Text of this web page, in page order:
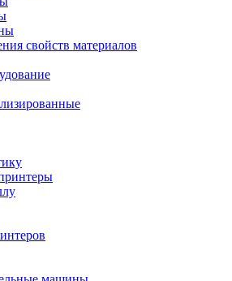
свойств материалов